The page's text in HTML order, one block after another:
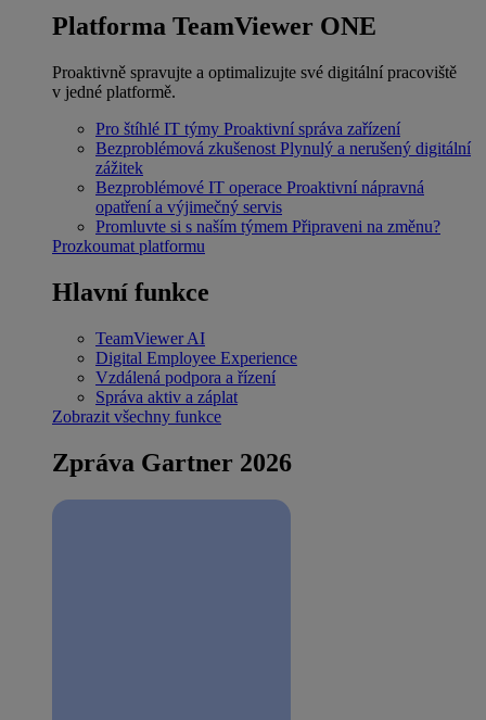
Platforma TeamViewer ONE
Proaktivně spravujte a optimalizujte své digitální pracoviště
v jedné platformě.
Pro štíhlé IT týmy Proaktivní správa zařízení
Bezproblémová zkušenost Plynulý a nerušený digitální
zážitek
Bezproblémové IT operace Proaktivní nápravná
opatření a výjimečný servis
Promluvte si s naším týmem Připraveni na změnu?
Prozkoumat platformu
Hlavní funkce
TeamViewer AI
Digital Employee Experience
Vzdálená podpora a řízení
Správa aktiv a záplat
Zobrazit všechny funkce
Zpráva Gartner 2026